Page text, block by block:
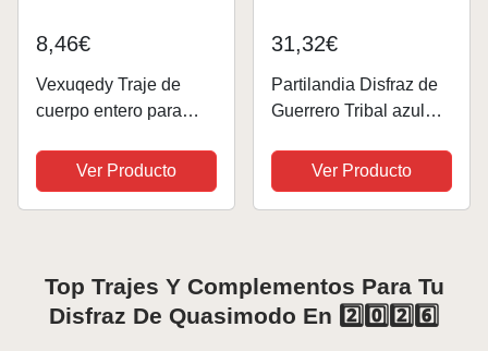
8,46€
Vexuqedy Traje de
cuerpo entero para
cosplay, suave,
elástico, mono de una
pieza, disfraz de
Ver Producto
31,32€
Partilandia Disfraz de
Guerrero Tribal azul
Ver Producto
Top Trajes Y Complementos Para Tu
Disfraz De Quasimodo En 2️⃣0️⃣2️⃣6️⃣